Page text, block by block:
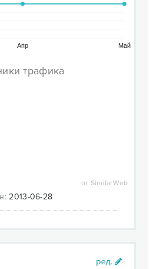
Апр Май
трафика
от SimilarWeb
2013-06-28